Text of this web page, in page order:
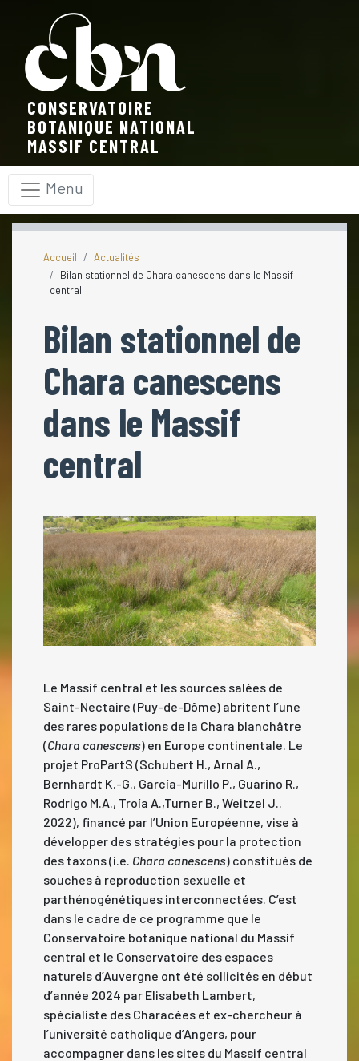
CONSERVATOIRE
BOTANIQUE NATIONAL
MASSIF CENTRAL
Menu
Accueil
Actualités
Bilan stationnel de Chara canescens dans le Massif
central
Bilan stationnel de
Chara canescens
dans le Massif
central
Le Massif central et les sources salées de
Saint-Nectaire (Puy-de-Dôme) abritent l’une
des rares populations de la Chara blanchâtre
(Chara canescens) en Europe continentale. Le
projet ProPartS (Schubert H., Arnal A.,
Bernhardt K.-G., García-Murillo P., Guarino R.,
Rodrigo M.A., Troía A.,Turner B., Weitzel J..
2022), financé par l’Union Européenne, vise à
développer des stratégies pour la protection
des taxons (i.e. Chara canescens) constitués de
souches à reproduction sexuelle et
parthénogénétiques interconnectées. C’est
dans le cadre de ce programme que le
Conservatoire botanique national du Massif
central et le Conservatoire des espaces
naturels d’Auvergne ont été sollicités en début
d’année 2024 par Elisabeth Lambert,
spécialiste des Characées et ex-chercheur à
l’université catholique d’Angers, pour
accompagner dans les sites du Massif central
Panneau de gestion des cookies